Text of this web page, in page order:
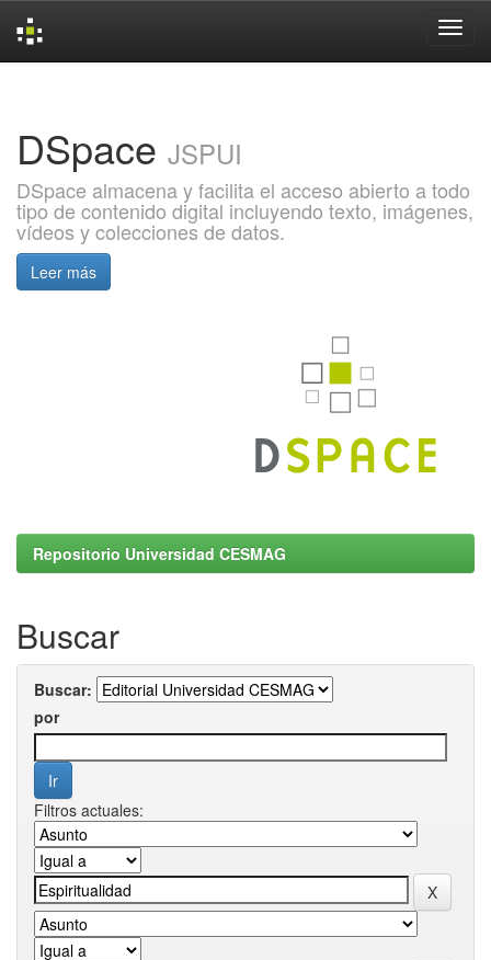
DSpace JSPUI
DSpace almacena y facilita el acceso abierto a todo
tipo de contenido digital incluyendo texto, imágenes,
vídeos y colecciones de datos.
Leer más
Repositorio Universidad CESMAG
Buscar
Buscar:
por
Filtros actuales: